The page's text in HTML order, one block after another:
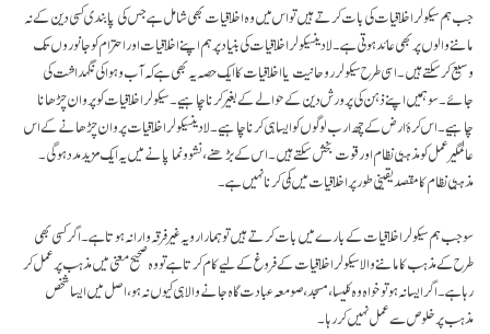
جب ہم سیکولر اخلاقیات کی بات کرتے ہیں تو اس میں وہ اخلاقیات بھی شامل ہے جس کی پابندی کسی دین کے نہ
ماننے والوں پر بھی عائد ہوتی ہے۔ لادینسیکولر اخلاقیات کی بنیاد پر ہم اپنے اخلاقیات اور احترام کو جانوروں تک
وسیع کر سکتے ہیں۔ اسی طرح سیکولر روحانیت یا اخلاقیات کا ایک حصہ یہ بھی ہے کہ آب وہوا کی نگہداشت کی
جائے۔ سو ہمیں اپنے ذہن کی پرورش دین کے حوالے کے بغیر کرنا چاہیے۔ سیکولراخلاقیات کو پروان چڑھانا
چاہیے۔ اس کرۂ ارض کے چھ ارب لوگوں کو ایسا ہی کرنا چاہیے۔ لادینسیکولر اخلاقیات پروان چڑھانے کے اس
عالمگیر عمل کو مذہبی نظام اور قوت بخش سکتے ہیں۔ اس کے بڑھنے، نشوونما پانے میں یہ ایک مزید مدد ہوگی۔
مذہبی نظام کا مقصد یقینی طور پر اخلاقیات میں کمی کرنا نہیں ہے۔
سو جب ہم سیکولر اخلاقیات کے بارے میں بات کرتے ہیں تو ہمارا رویہ غیر فرقہ وارانہ ہوتا ہے۔ اگر کسی بھی
طرح کے مذہب کا ماننے والا سیکولر اخلاقیات کے فروغ کے لیے کام کرتا ہے تو وہ صحیح معنی میں مذہب پر عمل کر
رہا ہے۔ اگر ایسا نہ ہو تو خواہ وہ کلیسا، مسجد، صومعہ عبادت گاہ جانے والا ہی کیوں نہ ہو، اصل میں ایسا شخص
مذہب پر خلوص سے عمل نہیں کر رہا۔